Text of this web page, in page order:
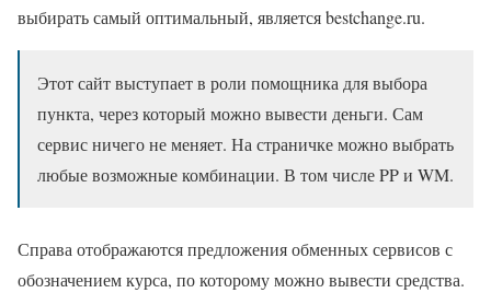
выбирать самый оптимальный, является bestchange.ru.
Этот сайт выступает в роли помощника для выбора
пункта, через который можно вывести деньги. Сам
сервис ничего не меняет. На страничке можно выбрать
любые возможные комбинации. В том числе PP и WM.
Справа отображаются предложения обменных сервисов с
обозначением курса, по которому можно вывести средства.